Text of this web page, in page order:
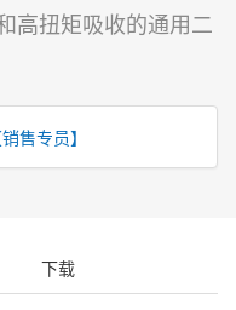
高扭矩吸收的通用二
销售专员】
下载